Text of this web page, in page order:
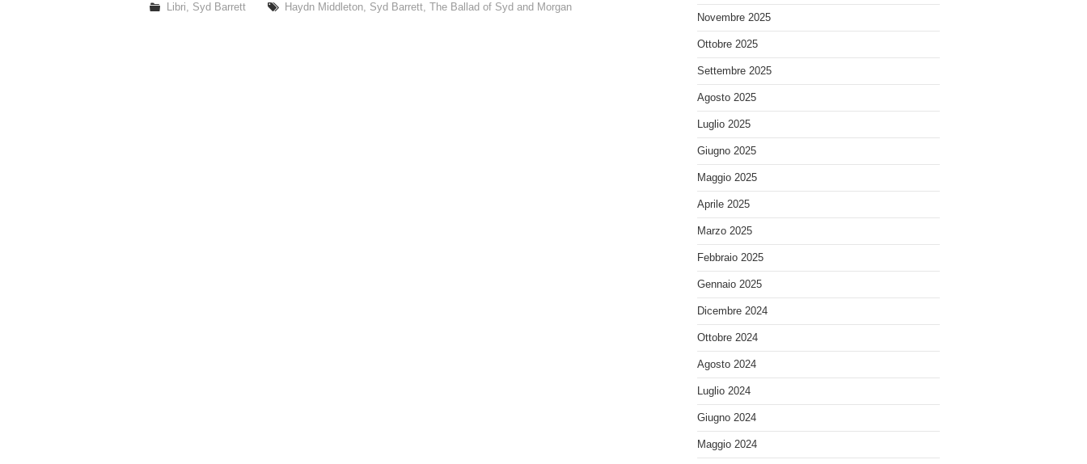
Libri Syd Barrett Haydn Middleton Syd Barrett ,The Ballad of Syd and Morgan
Novembre 2025
Ottobre 2025
Settembre 2025
Agosto 2025
Luglio 2025
Giugno 2025
Maggio 2025
Aprile 2025
Marzo 2025
Febbraio 2025
Gennaio 2025
Dicembre 2024
Ottobre 2024
Agosto 2024
Luglio 2024
Giugno 2024
Maggio 2024